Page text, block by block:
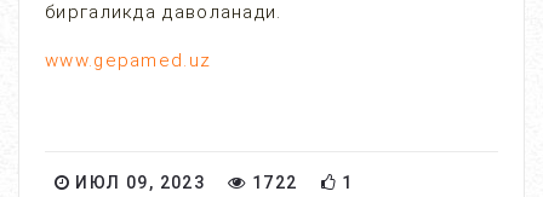
биргаликда даволанади.
www.gepamed.uz
ИЮЛ 09, 2023 1722
1